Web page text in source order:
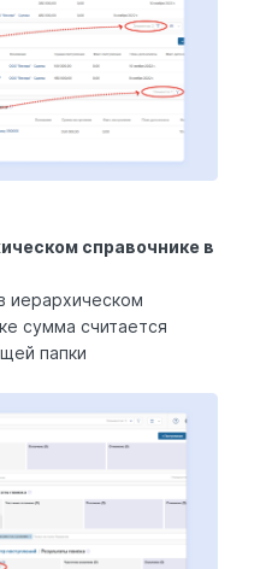
справочнике в
иерархическом
сумма считается
папки